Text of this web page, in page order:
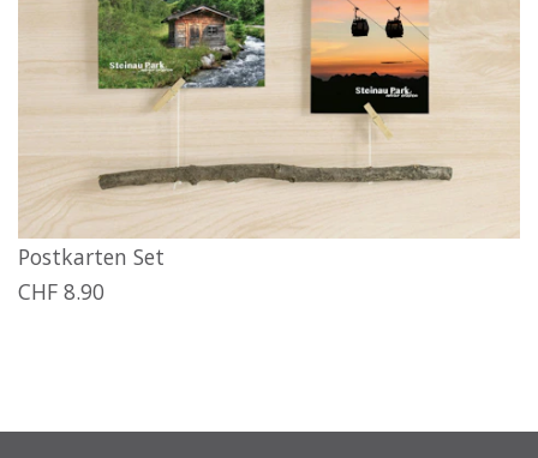
Postkarten Set
CHF 8.90